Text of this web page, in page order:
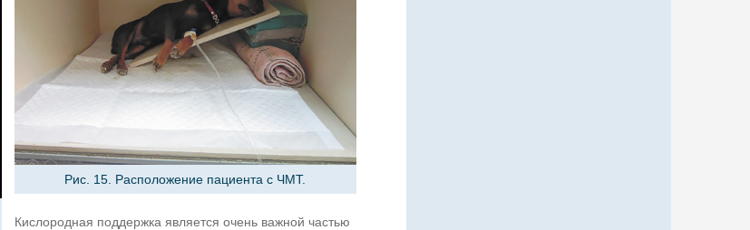
Рис. 15. Расположение пациента с ЧМТ.
Кислородная поддержка является очень важной частью